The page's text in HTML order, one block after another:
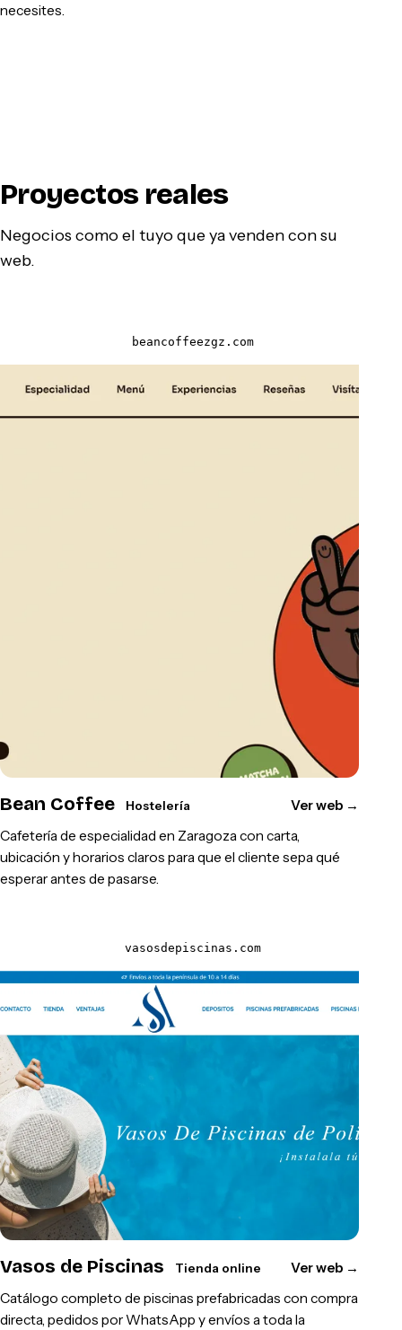
necesites.
Proyectos reales
Negocios como el tuyo que ya venden con su
web.
beancoffeezgz.com
Bean Coffee Hostelería Ver web →
Cafetería de especialidad en Zaragoza con carta,
ubicación y horarios claros para que el cliente sepa qué
esperar antes de pasarse.
vasosdepiscinas.com
Vasos de Piscinas Tienda online Ver web →
Catálogo completo de piscinas prefabricadas con compra
directa, pedidos por WhatsApp y envíos a toda la